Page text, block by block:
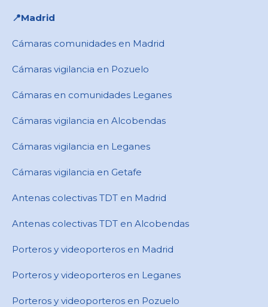
📍​Madrid
Cámaras comunidades en Madrid
Cámaras vigilancia en Pozuelo
Cámaras en comunidades Leganes
Cámaras vigilancia en Alcobendas
Cámaras vigilancia en Leganes
Cámaras vigilancia en Getafe
Antenas colectivas TDT en Madrid
Antenas colectivas TDT en Alcobendas
Porteros y videoporteros en Madrid
Porteros y videoporteros en Leganes
Porteros y videoporteros en Pozuelo